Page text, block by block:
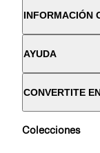
INFORMACIÓN
AYUDA
CONVERTITE
Colecciones